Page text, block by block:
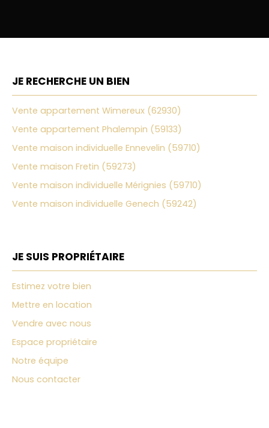
JE RECHERCHE UN BIEN
Vente appartement Wimereux (62930)
Vente appartement Phalempin (59133)
Vente maison individuelle Ennevelin (59710)
Vente maison Fretin (59273)
Vente maison individuelle Mérignies (59710)
Vente maison individuelle Genech (59242)
JE SUIS PROPRIÉTAIRE
Estimez votre bien
Mettre en location
Vendre avec nous
Espace propriétaire
Notre équipe
Nous contacter